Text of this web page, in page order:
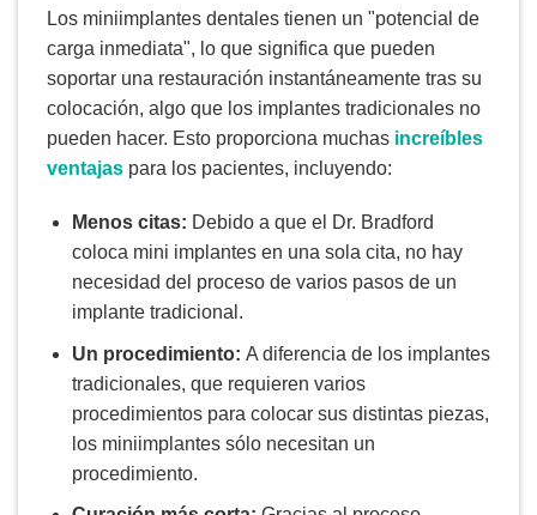
Los miniimplantes dentales tienen un "potencial de
carga inmediata", lo que significa que pueden
soportar una restauración instantáneamente tras su
colocación, algo que los implantes tradicionales no
pueden hacer. Esto proporciona muchas increíbles
ventajas para los pacientes, incluyendo:
Menos citas: Debido a que el Dr. Bradford
coloca mini implantes en una sola cita, no hay
necesidad del proceso de varios pasos de un
implante tradicional.
Un procedimiento: A diferencia de los implantes
tradicionales, que requieren varios
procedimientos para colocar sus distintas piezas,
los miniimplantes sólo necesitan un
procedimiento.